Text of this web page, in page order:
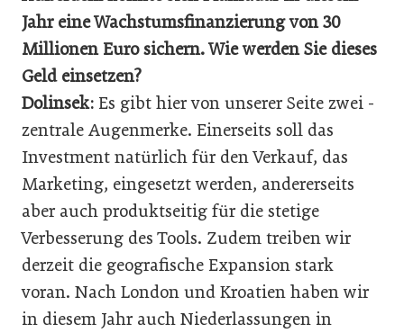
Jahr eine Wachstumsfinanzierung von 30
Millionen Euro sichern. Wie werden Sie dieses
Geld ein­setzen?
Dolinsek: Es gibt hier von unserer Seite zwei ­
zentrale Augenmerke. Einerseits soll das
Investment natürlich für den Verkauf, das
Marketing, eingesetzt werden, andererseits
aber auch produktseitig für die stetige
Verbesserung des Tools. Zudem treiben wir
derzeit die geografische Expansion stark
voran. Nach London und Kroatien haben wir
in diesem Jahr auch Niederlassungen in